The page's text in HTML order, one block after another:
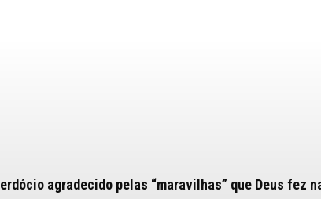
agradecido pelas “maravilhas” que Deus fez